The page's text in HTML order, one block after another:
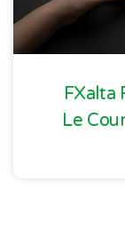
FXalta
Le